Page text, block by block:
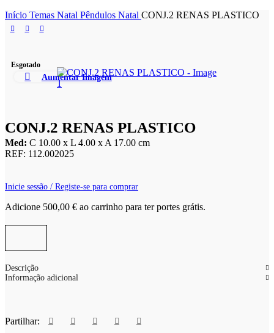
Início Temas Natal Pêndulos Natal CONJ.2 RENAS PLASTICO
Esgotado
Aumentar Imagem
CONJ.2 RENAS PLASTICO
Med: C 10.00 x L 4.00 x A 17.00 cm
REF: 112.002025
Inicie sessão / Registe-se para comprar
Adicione 500,00 € ao carrinho para ter portes grátis.
Descrição
Informação adicional
Partilhar: